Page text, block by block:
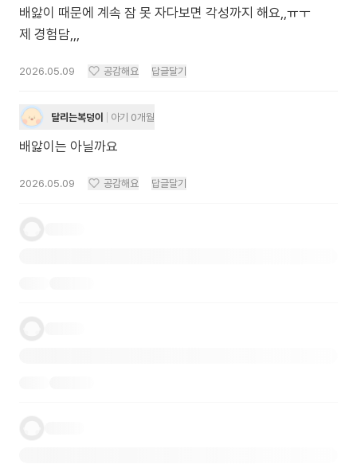
배앓이 때문에 계속 잠 못 자다보면 각성까지 해요,,ㅠㅜ
제 경험담,,,
2026.05.09 공감해요 답글달기
달리는복덩이 아기 0개월
배앓이는 아닐까요
2026.05.09 공감해요 답글달기